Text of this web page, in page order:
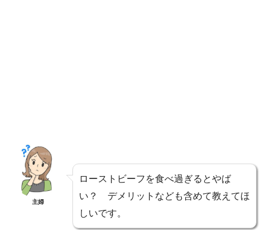
主婦
ローストビーフを食べ過ぎるとやば
い？ デメリットなども含めて教えてほ
しいです。